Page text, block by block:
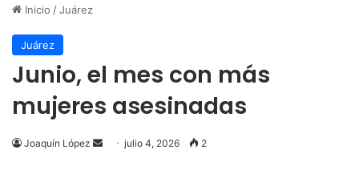
Inicio /Juárez
Juárez
Junio, el mes con más
mujeres asesinadas
Joaquín López
Sendjulio 4, 2026 2